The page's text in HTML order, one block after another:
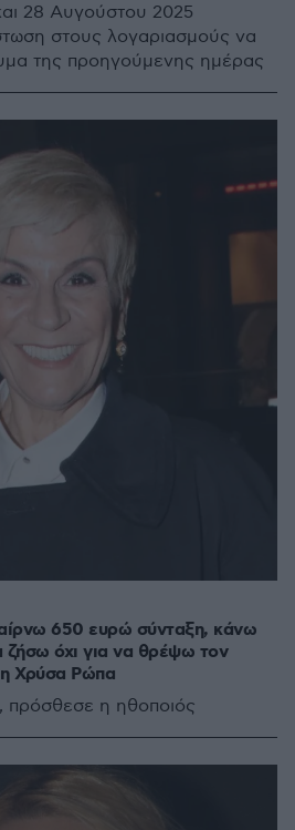
28 Αυγούστου 2025
στους λογαριασμούς να
της προηγούμενης ημέρας
650 ευρώ σύνταξη, κάνω
ζήσω όχι για να θρέψω τον
Χρύσα Ρώπα
πρόσθεσε η ηθοποιός